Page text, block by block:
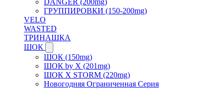
ГРУППИРОВКИ (150-200mg)
VELO
WASTED
ТРИНАШКА
ШОК
ШОК (150mg)
ШОК by X (201mg)
ШОК X STORM (220mg)
Новогодняя Ограниченная Серия